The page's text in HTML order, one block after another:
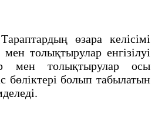
өзара келісімі
мен толықтырулар енгізілуі
мен толықтырулар осы
бөліктері болып табылатын